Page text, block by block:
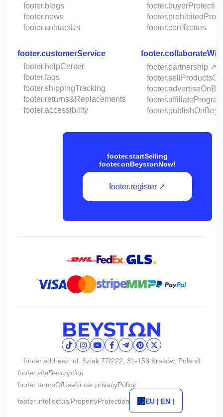
footer.blogs
footer.news
footer.contactUs
footer.certificates
footer.customerService
footer.helpCenter
footer.faqs
footer.shippingTracking
footer.returns&Replacements
footer.accessibility
footer.partnership ↗
footer.startSelling
footer.onBeystonNow!
footer.register ↗
footer.address: ul. Szlak 77/222, 31-153 Kraków, Poland
footer.siteDescription
footer.termsOfUsefooter.privacyPolicy
footer.intellectualPropertyProtection EU | EN |